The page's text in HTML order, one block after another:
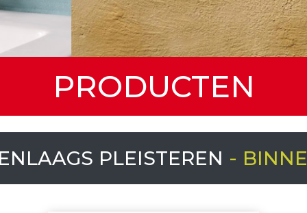
PRODUCTEN
PLEISTEREN -